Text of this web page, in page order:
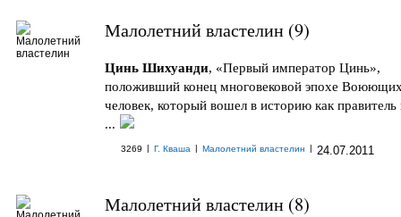
Малолетний властелин (9)
Цинь Шихуанди, «Первый император Цинь»,
положивший конец многовековой эпохе
человек, который вошел в историю как правитель
...
3269 | Г. Кваша | Малолетний властелин | 24.07.2011
Малолетний властелин (8)